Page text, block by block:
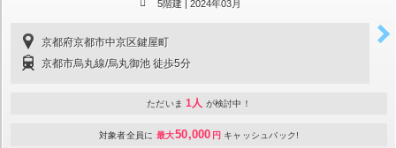
5階建 | 2024年03月
京都府京都市中京区鍵屋町
京都市烏丸線/烏丸御池 徒歩5分
ただいま 1人 が検討中！
対象者全員に 最大50,000 円 キャッシュバック!